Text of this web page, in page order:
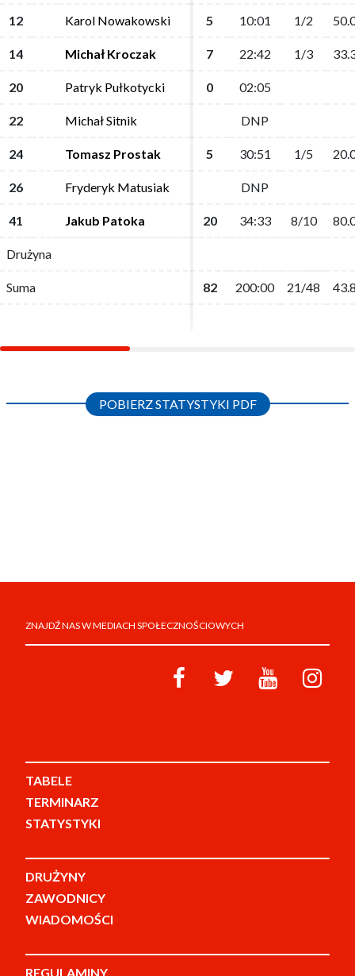
12 Karol Nowakowski 5 10:01 1/2
14 Michał Kroczak 7 22:42 1/3
20 Patryk Pułkotycki 0 02:05
22 Michał Sitnik DNP
24 Tomasz Prostak 5 30:51 1/5
26 Fryderyk Matusiak DNP
41 Jakub Patoka 20 34:33 8/10
Drużyna
Suma 82 200:00 21/48
12 Karol Nowakowski 5 10:01 1/2
14 Michał Kroczak 7 22:42 1/3
20 Patryk Pułkotycki 0 02:05
22 Michał Sitnik DNP
24 Tomasz Prostak 5 30:51 1/5
26 Fryderyk Matusiak DNP
41 Jakub Patoka 20 34:33 8/10
Drużyna
Suma 82 200:00 21/48
POBIERZ STATYSTYKI PDF
ZNAJDŹ NAS W MEDIACH SPOŁECZNOŚCIOWYCH
TABELE
TERMINARZ
STATYSTYKI
DRUŻYNY
ZAWODNICY
WIADOMOŚCI
REGULAMINY